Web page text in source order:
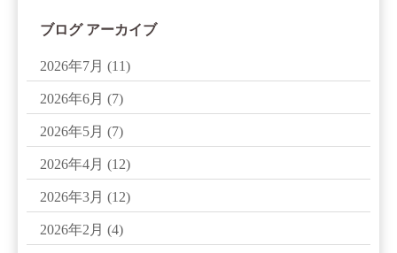
ブログ アーカイブ
2026年7月 (11)
2026年6月 (7)
2026年5月 (7)
2026年4月 (12)
2026年3月 (12)
2026年2月 (4)